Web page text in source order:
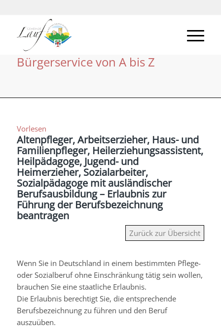
Bürgerservice von A bis Z
Vorlesen
Altenpfleger, Arbeitserzieher, Haus- und
Familienpfleger, Heilerziehungsassistent,
Heilpädagoge, Jugend- und
Heimerzieher, Sozialarbeiter,
Sozialpädagoge mit ausländischer
Berufsausbildung – Erlaubnis zur
Führung der Berufsbezeichnung
beantragen
Zurück zur Übersicht
Wenn Sie in Deutschland in einem bestimmten Pflege-
oder Sozialberuf ohne Einschränkung tätig sein wollen,
brauchen Sie eine staatliche Erlaubnis.
Die Erlaubnis berechtigt Sie, die entsprechende
Berufsbezeichnung zu führen und den Beruf
auszuüben.